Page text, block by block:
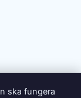
ska fungera